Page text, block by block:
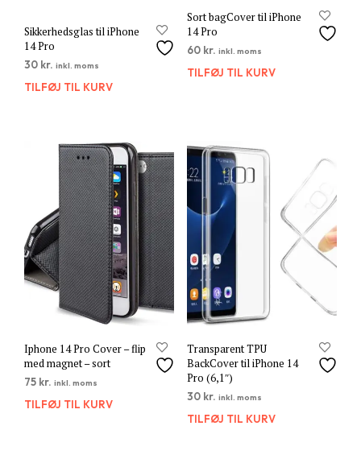
Sikkerhedsglas til iPhone
14 Pro
30 kr. inkl. moms
TILFØJ TIL KURV
Sort bagCover til iPhone
14 Pro
60 kr. inkl. moms
TILFØJ TIL KURV
Iphone 14 Pro Cover – flip
med magnet – sort
75 kr. inkl. moms
TILFØJ TIL KURV
Transparent TPU
BackCover til iPhone 14
Pro (6,1″)
30 kr. inkl. moms
TILFØJ TIL KURV